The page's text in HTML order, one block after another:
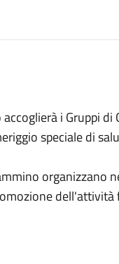
i Gruppi
speciale di
organizzano
dell'attività